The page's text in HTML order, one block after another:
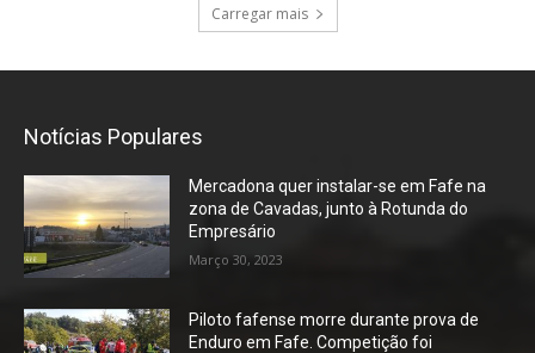
Carregar mais
Notícias Populares
Mercadona quer instalar-se em Fafe na
zona de Cavadas, junto à Rotunda do
Empresário
Março 30, 2023
Piloto fafense morre durante prova de
Enduro em Fafe. Competição foi